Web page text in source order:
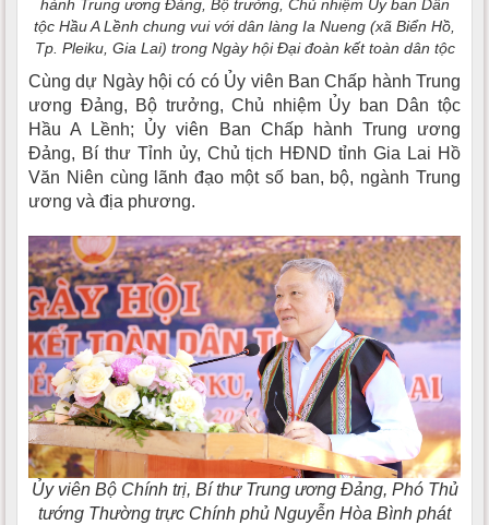
hành Trung ương Đảng, Bộ trưởng, Chủ nhiệm Ủy ban Dân
tộc Hầu A Lềnh chung vui với dân làng Ia Nueng (xã Biển Hồ,
Tp. Pleiku, Gia Lai) trong Ngày hội Đại đoàn kết toàn dân tộc
Cùng dự Ngày hội có có Ủy viên Ban Chấp hành Trung
ương Đảng, Bộ trưởng, Chủ nhiệm Ủy ban Dân tộc
Hầu A Lềnh; Ủy viên Ban Chấp hành Trung ương
Đảng, Bí thư Tỉnh ủy, Chủ tịch HĐND tỉnh Gia Lai Hồ
Văn Niên cùng lãnh đạo một số ban, bộ, ngành Trung
ương và địa phương.
Ủy viên Bộ Chính trị, Bí thư Trung ương Đảng, Phó Thủ
tướng Thường trực Chính phủ Nguyễn Hòa Bình phát